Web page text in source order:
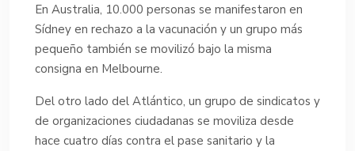
En Australia, 10.000 personas se manifestaron en
Sídney en rechazo a la vacunación y un grupo más
pequeño también se movilizó bajo la misma
consigna en Melbourne.
Del otro lado del Atlántico, un grupo de sindicatos y
de organizaciones ciudadanas se moviliza desde
hace cuatro días contra el pase sanitario y la